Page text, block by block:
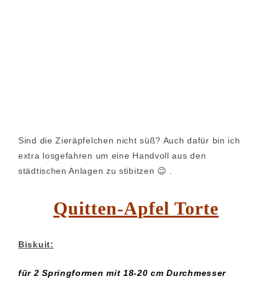
Sind die Zieräpfelchen nicht süß? Auch dafür bin ich
extra losgefahren um eine Handvoll aus den
städtischen Anlagen zu stibitzen 😉 .
Quitten-Apfel Torte
Biskuit:
für 2 Springformen mit 18-20 cm Durchmesser